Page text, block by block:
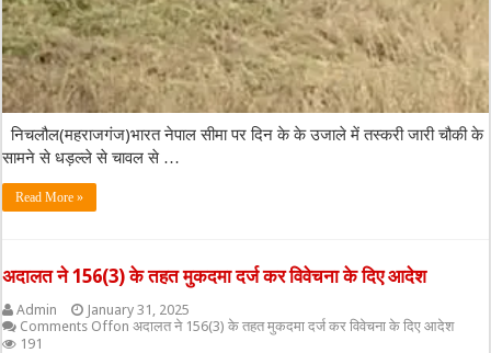
निचलौल(महराजगंज)भारत नेपाल सीमा पर दिन के के उजाले में तस्करी जारी चौकी के
सामने से धड़ल्ले से चावल से …
Read More »
अदालत ने 156(3) के तहत मुकदमा दर्ज कर विवेचना के दिए आदेश
Admin
January 31, 2025
Comments Offon अदालत ने 156(3) के तहत मुकदमा दर्ज कर विवेचना के दिए आदेश
191